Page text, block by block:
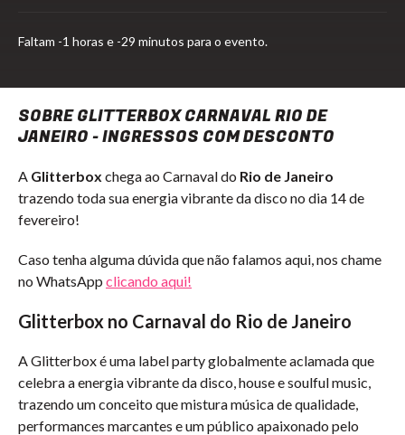
Faltam -1 horas e -29 minutos para o evento.
SOBRE GLITTERBOX CARNAVAL RIO DE
JANEIRO - INGRESSOS COM DESCONTO
A Glitterbox chega ao Carnaval do Rio de Janeiro
trazendo toda sua energia vibrante da disco no dia 14 de
fevereiro!
Caso tenha alguma dúvida que não falamos aqui, nos chame
no WhatsApp clicando aqui!
Glitterbox no Carnaval do Rio de Janeiro
A Glitterbox é uma label party globalmente aclamada que
celebra a energia vibrante da disco, house e soulful music,
trazendo um conceito que mistura música de qualidade,
performances marcantes e um público apaixonado pelo